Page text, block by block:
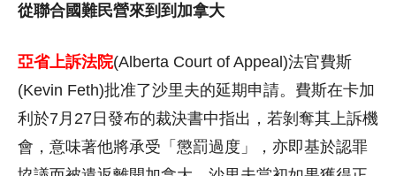
從聯合國難民營來到到加拿大
亞省上訴法院(Alberta Court of Appeal)法官費斯
(Kevin Feth)批准了沙里夫的延期申請。費斯在卡加
利於7月27日發布的裁決書中指出，若剝奪其上訴機
會，意味著他將承受「懲罰過度」，亦即基於認罪